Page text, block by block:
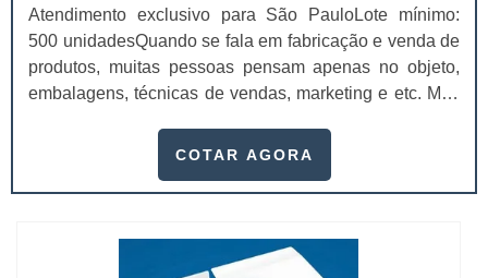
Atendimento exclusivo para São PauloLote mínimo:
500 unidadesQuando se fala em fabricação e venda de
produtos, muitas pessoas pensam apenas no objeto,
embalagens, técnicas de vendas, marketing e etc. Mas
e logística adequada, esses esforços podem não valer
um papel de destaque muito abrangente, pois este item,
COTAR AGORA